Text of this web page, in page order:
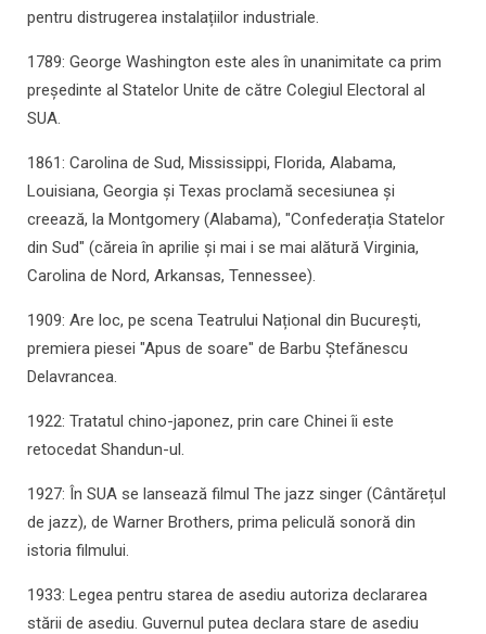
pentru distrugerea instalațiilor industriale.
1789: George Washington este ales în unanimitate ca prim
președinte al Statelor Unite de către Colegiul Electoral al
SUA.
1861: Carolina de Sud, Mississippi, Florida, Alabama,
Louisiana, Georgia și Texas proclamă secesiunea și
creează, la Montgomery (Alabama), "Confederația Statelor
din Sud" (căreia în aprilie și mai i se mai alătură Virginia,
Carolina de Nord, Arkansas, Tennessee).
1909: Are loc, pe scena Teatrului Național din București,
premiera piesei "Apus de soare" de Barbu Ștefănescu
Delavrancea.
1922: Tratatul chino-japonez, prin care Chinei îi este
retocedat Shandun-ul.
1927: În SUA se lansează filmul The jazz singer (Cântărețul
de jazz), de Warner Brothers, prima peliculă sonoră din
istoria filmului.
1933: Legea pentru starea de asediu autoriza declararea
stării de asediu. Guvernul putea declara stare de asediu